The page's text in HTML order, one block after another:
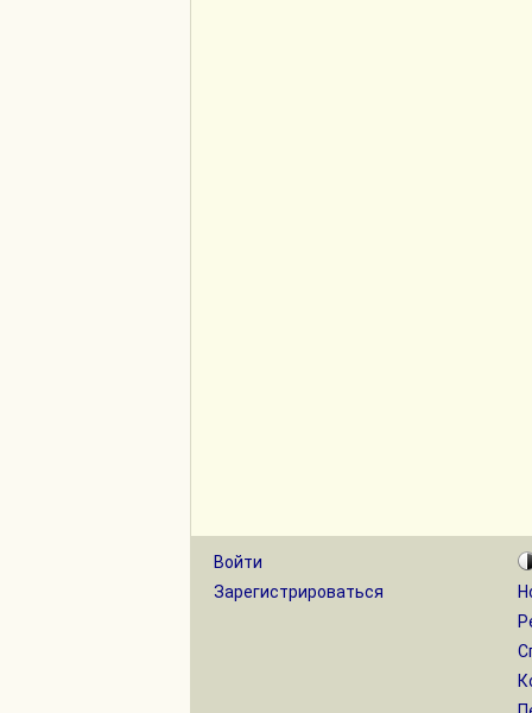
Войти
Зарегистрироваться